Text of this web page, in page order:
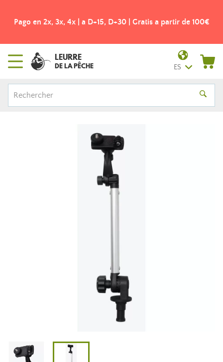
Pago en 2x, 3x, 4x | a D+15, D+30 | Gratis a partir de 100€
LEURRE
DE LA PÊCHE ES